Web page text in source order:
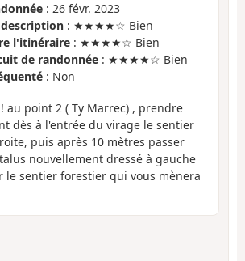
: 26 févr. 2023
: ★★★★☆ Bien
l'itinéraire : ★★★★☆ Bien
de randonnée : ★★★★☆ Bien
: Non
au point 2 ( Ty Marrec) , prendre
dès à l'entrée du virage le sentier
puis après 10 mètres passer
nouvellement dressé à gauche
le sentier forestier qui vous mènera